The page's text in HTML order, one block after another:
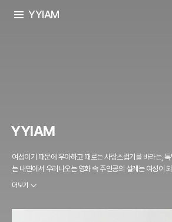
YYIAM
YYIAM
여성이기 때문에 우아하고 때로는 사랑스럽기를 바라는,
는 내면에서 우러나오는 영화 속 주인공의 설레는 여성이
센스를 담고 싶은 브랜드입니다.
더보기